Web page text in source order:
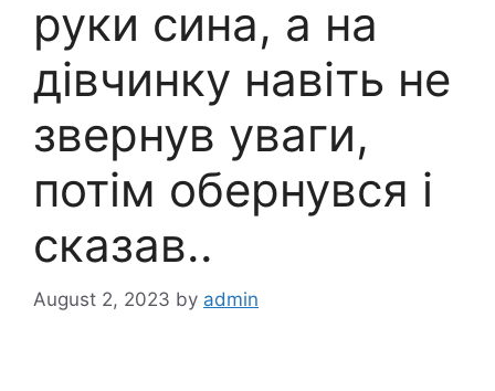
руки сина, а на
дівчинку навіть не
звернув уваги,
потім обернувся і
сказав..
August 2, 2023 by admin